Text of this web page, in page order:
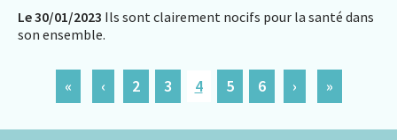
Le 30/01/2023 Ils sont clairement nocifs pour la santé dans
son ensemble.
« ‹ 2 3 4 5 6 › »